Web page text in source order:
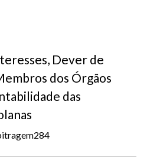
Dever de
dos Órgãos
das